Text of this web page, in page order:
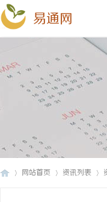
易通网
网站首页 资讯列表